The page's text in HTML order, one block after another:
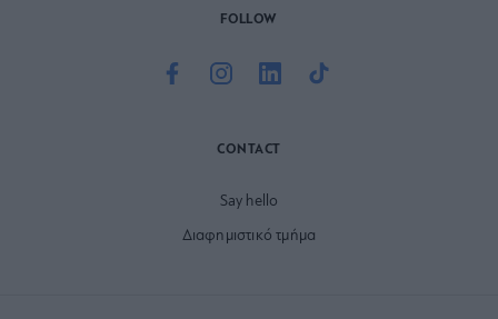
FOLLOW
CONTACT
Say hello
Διαφημιστικό τμήμα